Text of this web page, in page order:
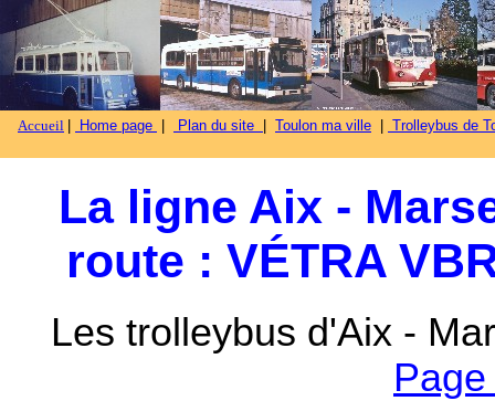
Accueil Home page Plan du site Toulon ma ville Trolleybus de
La ligne Aix -
route : VÉTRA
Les trolleybus d'Aix -